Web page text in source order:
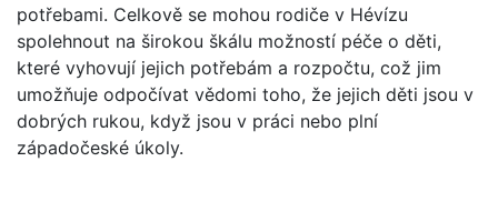
potřebami. Celkově se mohou rodiče v Hévízu
spolehnout na širokou škálu možností péče o děti,
které vyhovují jejich potřebám a rozpočtu, což jim
umožňuje odpočívat vědomi toho, že jejich děti jsou v
dobrých rukou, když jsou v práci nebo plní
západočeské úkoly.